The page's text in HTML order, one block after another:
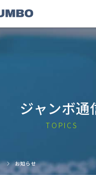
ジャンボ通
TOPICS
お知らせ